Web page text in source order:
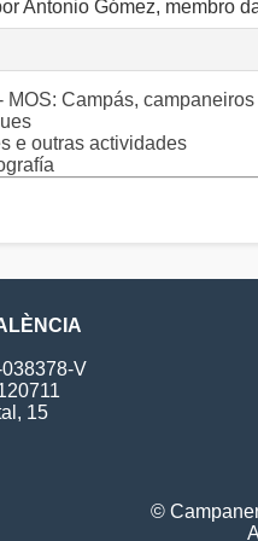
Antonio Gómez, membro
MOS: Campás,
e outras actividades
V
15
©